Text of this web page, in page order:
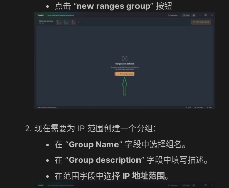
点击 “new ranges group” 按钮
现在需要为 IP 范围创建一个分组：
在 “Group Name” 字段中选择组名。
在 “Group description” 字段中填写描述。
在范围字段中选择 IP 地址范围。